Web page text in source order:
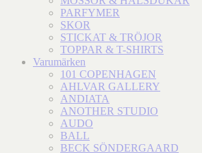
PARFYMER
SKOR
STICKAT & TRÖJOR
TOPPAR & T-SHIRTS
Varumärken
101 COPENHAGEN
AHLVAR GALLERY
ANDIATA
ANOTHER STUDIO
AUDO
BALL
BECK SÖNDERGAARD